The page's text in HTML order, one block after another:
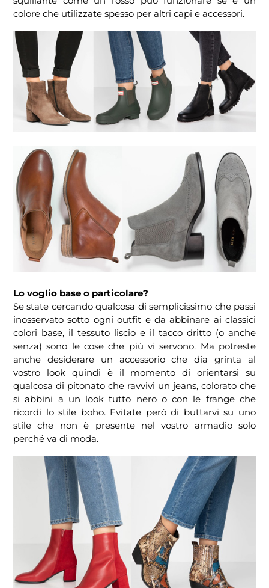
colore che utilizzate spesso per altri capi e accessori.
Lo voglio base o particolare?
Se state cercando qualcosa di semplicissimo che passi
inosservato sotto ogni outfit e da abbinare ai classici
colori base, il tessuto liscio e il tacco dritto (o anche
senza) sono le cose che più vi servono. Ma potreste
anche desiderare un accessorio che dia grinta al
vostro look quindi è il momento di orientarsi su
qualcosa di pitonato che ravvivi un jeans, colorato che
si abbini a un look tutto nero o con le frange che
ricordi lo stile boho. Evitate però di buttarvi su uno
stile che non è presente nel vostro armadio solo
perché va di moda.